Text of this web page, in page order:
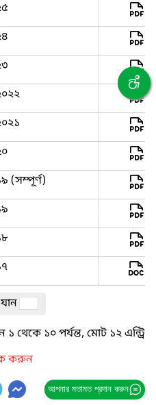
(সম্পূর্ণ)
১ থেকে ১০ পর্যন্ত, মোট ১২ এন্ট্রি
করুন
আপনার মতামত প্রদান করুন